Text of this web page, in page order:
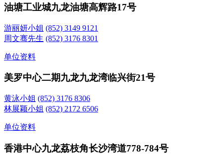
油塘工业城九龙油塘高辉路17号
游丽妍小姐 (852) 3149 9121
周文骞先生 (852) 3176 8301
单位资料
美罗中心二期九龙九龙湾临兴街21号
黄泳小姐 (852) 3176 8306
林展颖小姐 (852) 2172 6506
单位资料
香港中心九龙荔枝角长沙湾道778-784号